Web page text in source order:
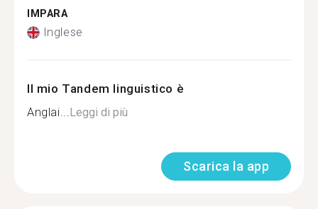
IMPARA
Inglese
Il mio Tandem linguistico è
Anglai...Leggi di più
Scarica la app